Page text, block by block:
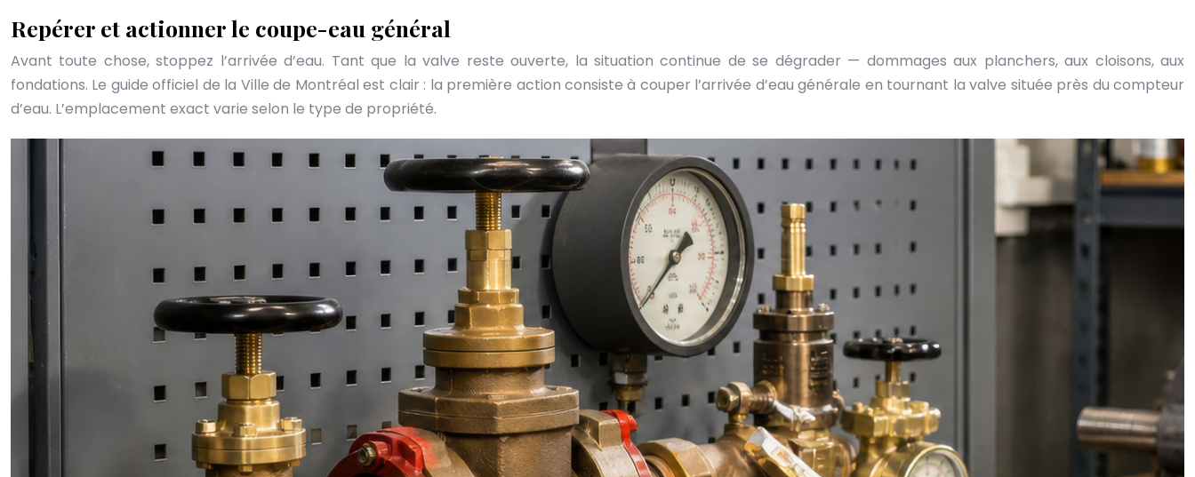
Repérer et actionner le coupe-eau général
Avant toute chose, stoppez l’arrivée d’eau. Tant que la valve reste ouverte, la situation continue de se dégrader — dommages aux planchers, aux cloisons, aux
fondations. Le guide officiel de la Ville de Montréal est clair : la première action consiste à couper l’arrivée d’eau générale en tournant la valve située près du compteur
d’eau. L’emplacement exact varie selon le type de propriété.